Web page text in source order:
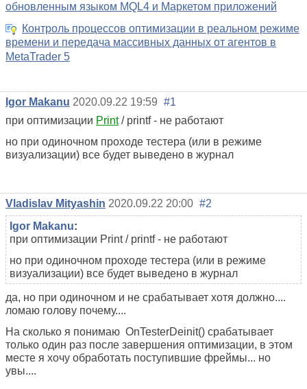
обновленным языком MQL4 и Маркетом приложений
Контроль процессов оптимизации в реальном режиме
времени и передача массивных данных от агентов в
MetaTrader 5
Igor Makanu 2020.09.22 19:59 #1
при оптимизации Print/ printf - не работают
но при одиночном проходе тестера (или в режиме
визуализации) все будет выведено в журнал
Vladislav Mityashin 2020.09.22 20:00 #2
Igor Makanu:
при оптимизации Print / printf - не работают
но при одиночном проходе тестера (или в режиме
визуализации) все будет выведено в журнал
да, но при одиночном и не срабатывает хотя должно....
ломаю голову почему....
На сколько я понимаю OnTesterDeinit() срабатывает
только один раз после завершения оптимизации, в этом
месте я хочу обработать поступившие фреймы... но
увы....